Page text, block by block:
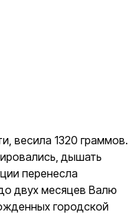
весила 1320 граммов.
дышать
перенесла
двух месяцев Валю
городской